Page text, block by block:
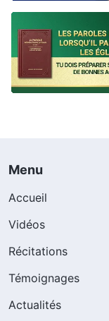
Menu
Accueil
Vidéos
Récitations
Témoignages
Actualités